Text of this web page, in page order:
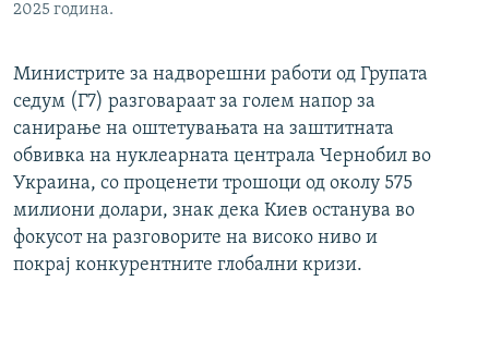
2025 година.
Министрите за надворешни работи од Групата
седум (Г7) разговараат за голем напор за
санирање на оштетувањата на заштитната
обвивка на нуклеарната централа Чернобил во
Украина, со проценети трошоци од околу 575
милиони долари, знак дека Киев останува во
фокусот на разговорите на високо ниво и
покрај конкурентните глобални кризи.